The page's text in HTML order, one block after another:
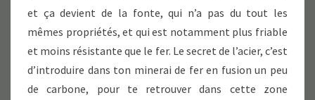
et ça devient de la fonte, qui n’a pas du tout les
mêmes propriétés, et qui est notamment plus friable
et moins résistante que le fer. Le secret de l’acier, c’est
d’introduire dans ton minerai de fer en fusion un peu
de carbone, pour te retrouver dans cette zone